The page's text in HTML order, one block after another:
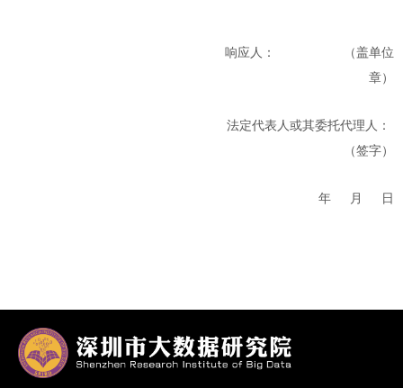
响应人：
（盖单位
章）
法定代表人或其委托代理人：
（签字）
年 月 日